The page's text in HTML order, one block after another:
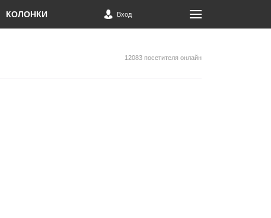
КОЛОНКИ Вход
12083 посетителя онлайн